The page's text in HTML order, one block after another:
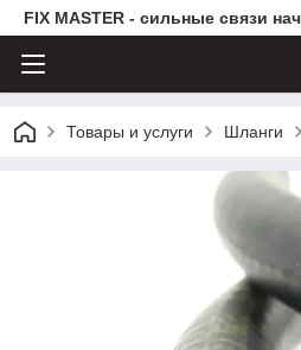
FIX MASTER - сильные связи
Товары и услуги Шланги